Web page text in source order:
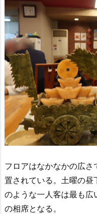
フロアはなかなかの広
置されている。土曜の
のような一人客は最も広
の相席となる。